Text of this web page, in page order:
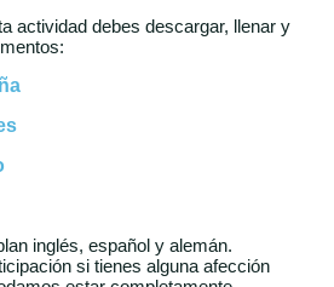
actividad debes descargar, llenar y
inglés, español y alemán.
si tienes alguna afección